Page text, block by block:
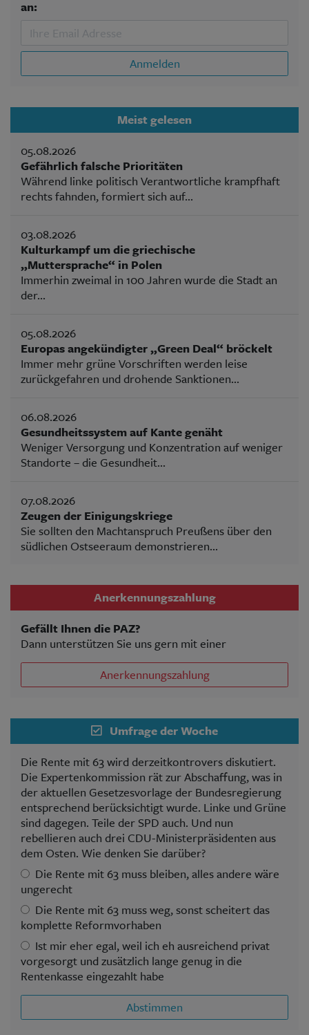
an:
Anmelden
Meist gelesen
05.08.2026
Gefährlich falsche Prioritäten
Während linke politisch Verantwortliche krampfhaft
rechts fahnden, formiert sich auf...
03.08.2026
Kulturkampf um die griechische
„Muttersprache“ in Polen
Immerhin zweimal in 100 Jahren wurde die Stadt an
der...
05.08.2026
Europas angekündigter „Green Deal“ bröckelt
Immer mehr grüne Vorschriften werden leise
zurückgefahren und drohende Sanktionen...
06.08.2026
Gesundheitssystem auf Kante genäht
Weniger Versorgung und Konzentration auf weniger
Standorte – die Gesundheit...
07.08.2026
Zeugen der Einigungskriege
Sie sollten den Machtanspruch Preußens über den
südlichen Ostseeraum demonstrieren...
Anerkennungszahlung
Gefällt Ihnen die PAZ?
Dann unterstützen Sie uns gern mit einer
Anerkennungszahlung
Umfrage der Woche
Die Rente mit 63 wird derzeitkontrovers diskutiert.
Die Expertenkommission rät zur Abschaffung, was in
der aktuellen Gesetzesvorlage der Bundesregierung
entsprechend berücksichtigt wurde. Linke und Grüne
sind dagegen. Teile der SPD auch. Und nun
rebellieren auch drei CDU-Ministerpräsidenten aus
dem Osten. Wie denken Sie darüber?
Die Rente mit 63 muss bleiben, alles andere wäre
ungerecht
Die Rente mit 63 muss weg, sonst scheitert das
komplette Reformvorhaben
Ist mir eher egal, weil ich eh ausreichend privat
vorgesorgt und zusätzlich lange genug in die
Rentenkasse eingezahlt habe
Abstimmen